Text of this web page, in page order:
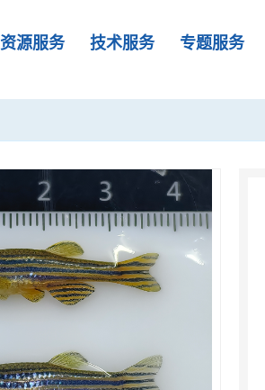
资源服务 技术服务 专题服务